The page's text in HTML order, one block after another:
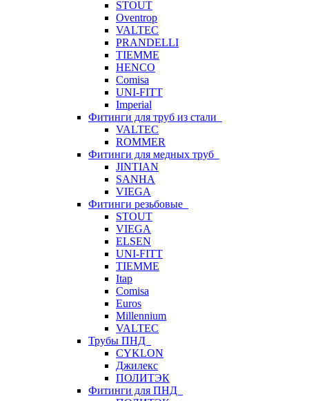
STOUT
Oventrop
VALTEC
PRANDELLI
TIEMME
HENCO
Comisa
UNI-FITT
Imperial
Фитинги для труб из стали
VALTEC
ROMMER
Фитинги для медных труб
JINTIAN
SANHA
VIEGA
Фитинги резьбовые
STOUT
VIEGA
ELSEN
UNI-FITT
TIEMME
Itap
Comisa
Euros
Millennium
VALTEC
Трубы ПНД
CYKLON
Джилекс
ПОЛИТЭК
Фитинги для ПНД